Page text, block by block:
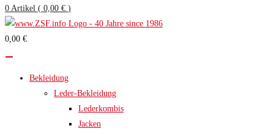
0 Artikel ( 0,00 € )
0,00 €
Bekleidung
Leder-Bekleidung
Lederkombis
Jacken